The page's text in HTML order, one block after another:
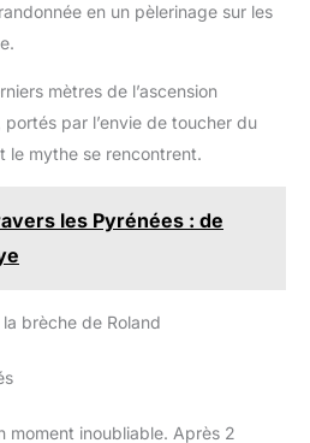
en un pèlerinage sur les
mètres de l’ascension
par l’envie de toucher du
le mythe se rencontrent.
les Pyrénées : de
brèche de Roland
moment inoubliable. Après 2